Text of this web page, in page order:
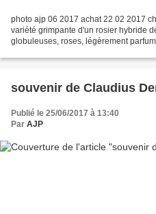
photo ajp 06 2017 achat 22 02 2017
variété grimpante d'un rosier hybride
globuleuses, roses, légèrement
souvenir de Claudius
Publié le 25/06/2017 à 13:40
Par AJP